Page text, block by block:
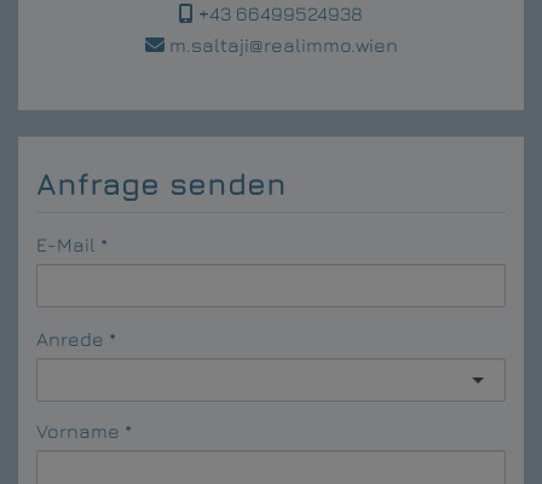
+43 66499524938
m.saltaji@realimmo.wien
Anfrage senden
E-Mail
Anrede
Vorname